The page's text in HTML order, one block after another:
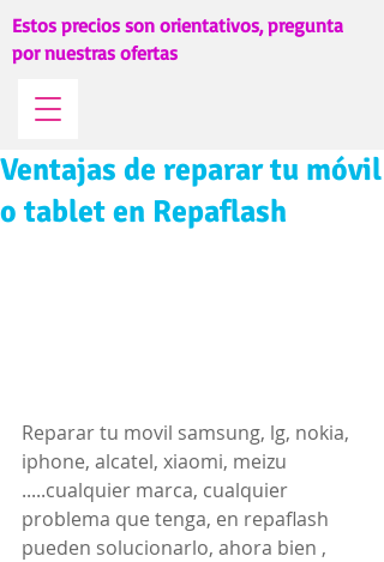
Estos precios son orientativos, pregunta
por nuestras ofertas
Ventajas de reparar tu móvil
o tablet en Repaflash
Reparar tu movil samsung, lg, nokia,
iphone, alcatel, xiaomi, meizu
.....cualquier marca, cualquier
problema que tenga, en repaflash
pueden solucionarlo, ahora bien ,